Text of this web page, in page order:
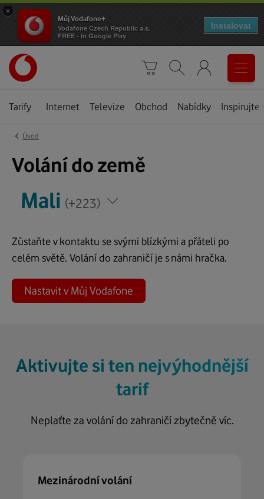
stránka
Košík Vyhledávání Menu
Tarify Internet Televize Obchod Nabídky Inspirujte
‹ Úvod
Volání do země
Napište
zemi,
voláte
Mali (+223)
Napište
zemi,
voláte
Zůstaňte v kontaktu se svými blízkými a přáteli po
celém světě. Volání do zahraničí je s námi hračka.
Nastavit v Můj Vodafone
Aktivujte si ten nejvýhodnější
tarif
Neplaťte za volání do zahraničí zbytečně víc.
Mezinárodní volání
×
Můj Vodafone+
Vodafone Czech Republic a.s.
FREE - In Google Play
Instalovat